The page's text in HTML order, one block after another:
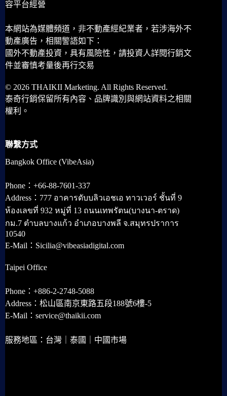
容平台經營
本網站為媒體頻道，非不動產經紀業者，若涉海外不
動產廣告，相關警語如下：
國外不動產投資，具有風險性，請投資人詳閱行銷文
件並審慎考量後再行交易
© 2026 THAIKII Marketing. All Rights Reserved.
泰奇行銷保留所有內容、品牌識別與網站資料之相關
權利。
聯繫方式
Bangkok Office (VibeAsia)
Phone：+66-88-7601-337
Address：777 อาคารดับบลิวเอชเอ ทาวเวอร์ ชั้นที่ 9
ห้องเลขที่ 932 หมู่ที่ 13 ถนนเทพรัตน(บางนา-ตราด)
กม.7 ตำบลบางแก้ว อำเภอบางพลี จ.สมุทรปราการ
10540
E-Mail：Sicilia@vibeasiadigital.com
Taipei Office
Phone：+886-2-2748-5088
Address：松山區南京東路五段188號6樓-5
E-Mail：service@thaikii.com
服務地區：台灣｜泰國｜中國市場